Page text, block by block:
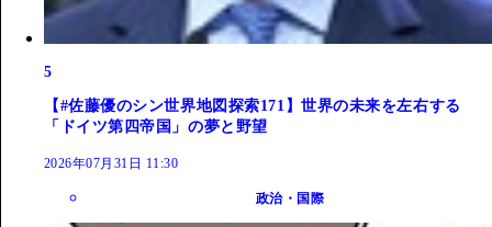
5
【#佐藤優のシン世界地図探索171】世界の未来を左右する
「ドイツ第四帝国」の夢と野望
2026年07月31日 11:30
政治・国際